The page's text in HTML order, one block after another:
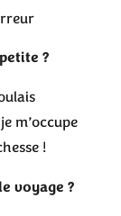
?
m’occupe
!
voyage ?